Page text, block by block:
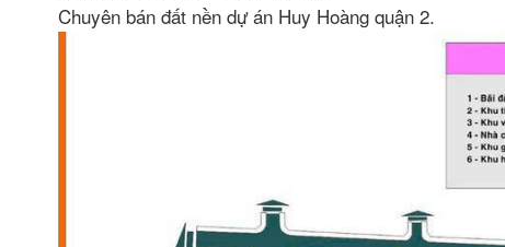
Chuyên bán đất nền dự án Huy Hoàng quận 2.